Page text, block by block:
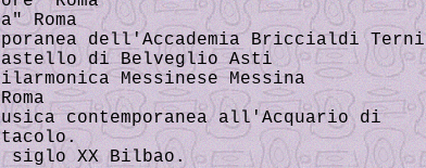
Roma
dell'Accademia Briccialdi Terni
di Belveglio Asti
Messinese Messina
contemporanea all'Acquario di
XX Bilbao.